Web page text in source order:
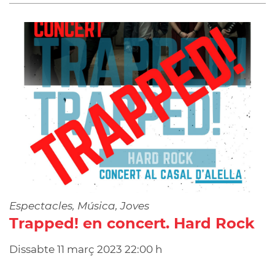
Espectacles, Música, Joves
Trapped! en concert. Hard Rock
Dissabte 11 març 2023 22:00 h